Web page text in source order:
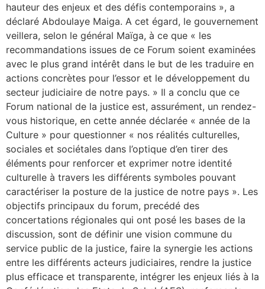
hauteur des enjeux et des défis contemporains », a
déclaré Abdoulaye Maiga. A cet égard, le gouvernement
veillera, selon le général Maïga, à ce que « les
recommandations issues de ce Forum soient examinées
avec le plus grand intérêt dans le but de les traduire en
actions concrètes pour l’essor et le développement du
secteur judiciaire de notre pays. » Il a conclu que ce
Forum national de la justice est, assurément, un rendez-
vous historique, en cette année déclarée « année de la
Culture » pour questionner « nos réalités culturelles,
sociales et sociétales dans l’optique d’en tirer des
éléments pour renforcer et exprimer notre identité
culturelle à travers les différents symboles pouvant
caractériser la posture de la justice de notre pays ». Les
objectifs principaux du forum, precédé des
concertations régionales qui ont posé les bases de la
discussion, sont de définir une vision commune du
service public de la justice, faire la synergie les actions
entre les différents acteurs judiciaires, rendre la justice
plus efficace et transparente, intégrer les enjeux liés à la